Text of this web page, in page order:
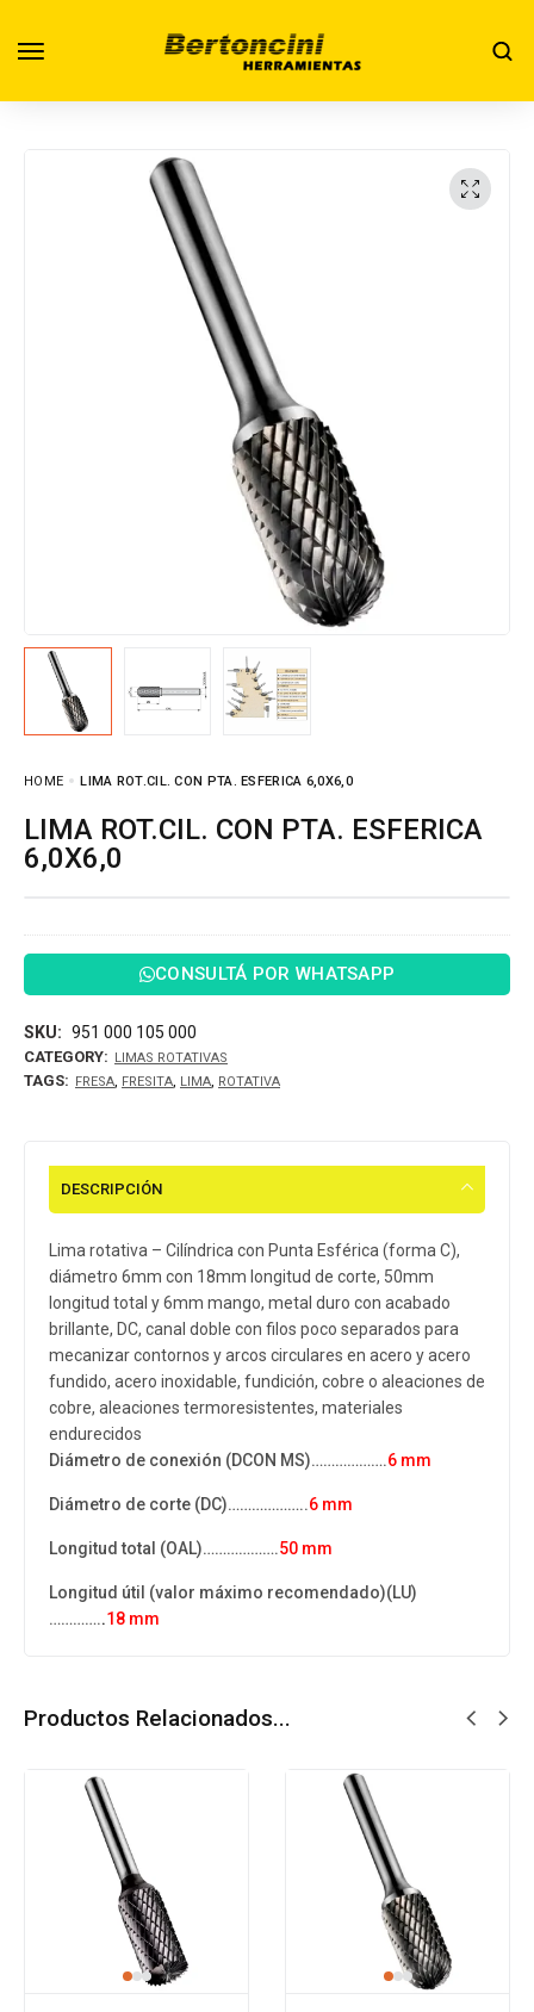
HOME LIMA ROT.CIL. CON PTA. ESFERICA 6,0X6,0
LIMA ROT.CIL. CON PTA. ESFERICA
6,0X6,0
CONSULTÁ POR WHATSAPP
SKU: 951 000 105 000
CATEGORY: LIMAS ROTATIVAS
TAGS: FRESA FRESITA LIMA ROTATIVA
DESCRIPCIÓN
Lima rotativa – Cilíndrica con Punta Esférica (forma C),
diámetro 6mm con 18mm longitud de corte, 50mm
longitud total y 6mm mango, metal duro con acabado
brillante, DC, canal doble con filos poco separados para
mecanizar contornos y arcos circulares en acero y acero
fundido, acero inoxidable, fundición, cobre o aleaciones de
cobre, aleaciones termoresistentes, materiales
endurecidos
Diámetro de conexión (DCON MS)……………….6 mm
Diámetro de corte (DC)………………..6 mm
Longitud total (OAL)……………….50 mm
Longitud útil (valor máximo recomendado)​(LU)
…………..18 mm
Productos Relacionados...